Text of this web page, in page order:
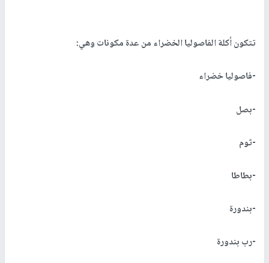
تتكون أكلة الفاصوليا الخضراء من عدة مكونات وهي:
-فاصوليا خضراء
-بصل
-ثوم
-بطاطا
-بندورة
-رب بندورة